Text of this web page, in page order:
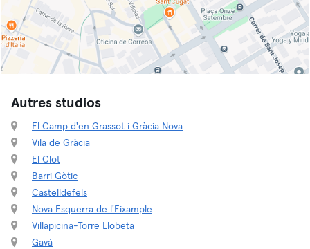
Autres studios
El Camp d'en Grassot i Gràcia Nova
Vila de Gràcia
El Clot
Barri Gòtic
Castelldefels
Nova Esquerra de l'Eixample
Villapicina-Torre Llobeta
Gavá